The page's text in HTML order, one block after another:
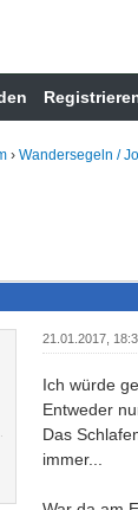
› Wandersegeln /
21.01.2017,
Ich würde
Entweder
Das
immer...